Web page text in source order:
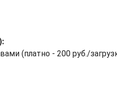
(платно - 200 руб./